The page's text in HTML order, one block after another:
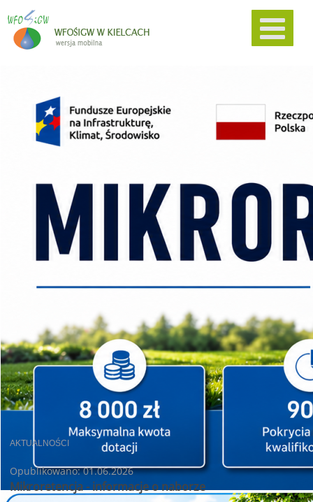
AKTUALNOŚCI
Opublikowano: 01.06.2026
Mikroretencja - informacje o naborze